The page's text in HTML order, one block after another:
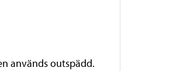
används outspädd.